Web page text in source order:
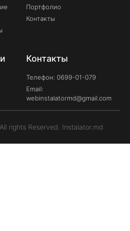
Портфолио
Контакты
Контакты
Телефон: 0699-01-079
Email:
webinstalatormd@gmail.com
rights Reserved. Instalator.md